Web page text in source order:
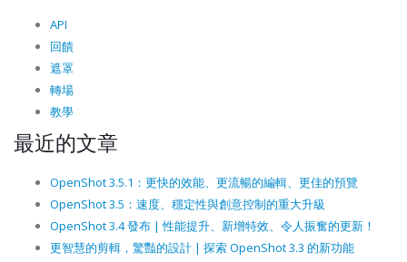
API
回饋
遮罩
轉場
教學
最近的文章
OpenShot 3.5.1：更快的效能、更流暢的編輯、更佳的預覽
OpenShot 3.5：速度、穩定性與創意控制的重大升級
OpenShot 3.4 發布 | 性能提升、新增特效、令人振奮的更新！
更智慧的剪輯，驚豔的設計 | 探索 OpenShot 3.3 的新功能